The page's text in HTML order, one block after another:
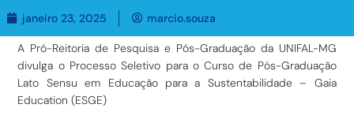
janeiro 23, 2025 marcio.souza
A Pró-Reitoria de Pesquisa e Pós-Graduação da UNIFAL-MG
divulga o Processo Seletivo para o Curso de Pós-Graduação
Lato Sensu em Educação para a Sustentabilidade – Gaia
Education (ESGE)